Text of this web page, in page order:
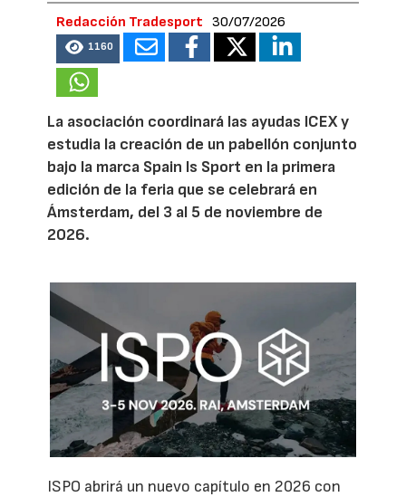
Redacción Tradesport 30/07/2026
1160
La asociación coordinará las ayudas ICEX y
estudia la creación de un pabellón conjunto
bajo la marca Spain Is Sport en la primera
edición de la feria que se celebrará en
Ámsterdam, del 3 al 5 de noviembre de
2026.
ISPO abrirá un nuevo capítulo en 2026 con